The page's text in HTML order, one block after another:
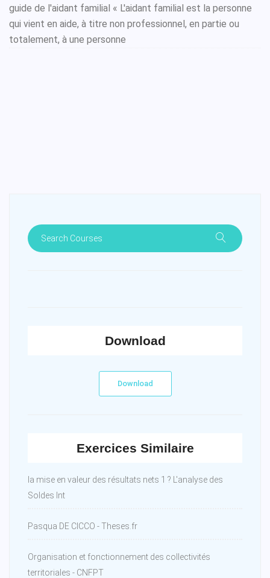
guide de l'aidant familial « L'aidant familial est la personne
qui vient en aide, à titre non professionnel, en partie ou
totalement, à une personne
Download
Download
Exercices Similaire
la mise en valeur des résultats nets 1 ? L'analyse des
Soldes Int
Pasqua DE CICCO - Theses.fr
Organisation et fonctionnement des collectivités
territoriales - CNFPT